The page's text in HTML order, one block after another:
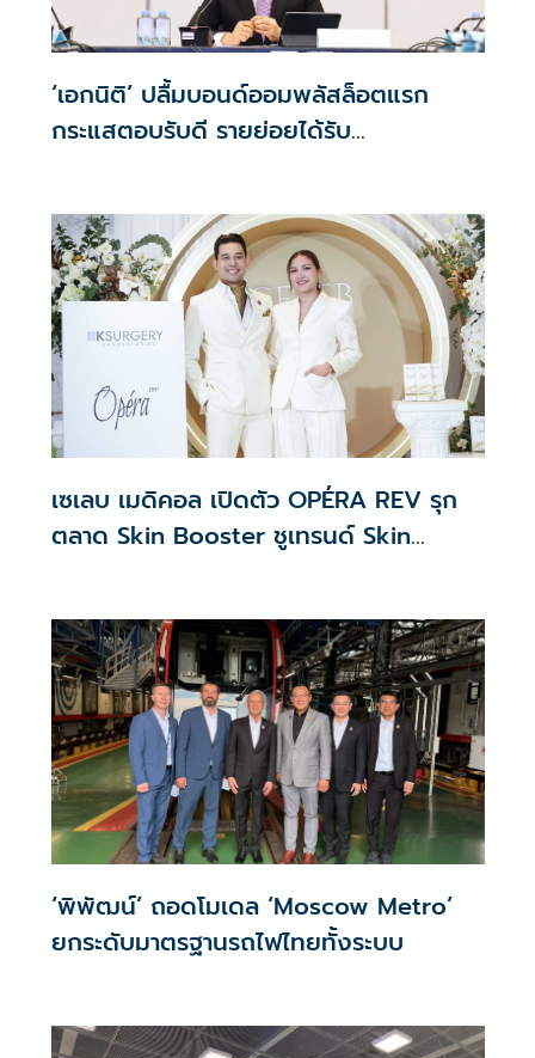
‘เอกนิติ’ ปลื้มบอนด์ออมพลัสล็อตแรก
กระแสตอบรับดี รายย่อยได้รับ
เซเลบ เมดิคอล เปิดตัว OPÉRA REV รุก
ตลาด Skin Booster ชูเทรนด์ Skin
‘พิพัฒน์’ ถอดโมเดล ‘Moscow Metro’
ยกระดับมาตรฐานรถไฟไทยทั้งระบบ